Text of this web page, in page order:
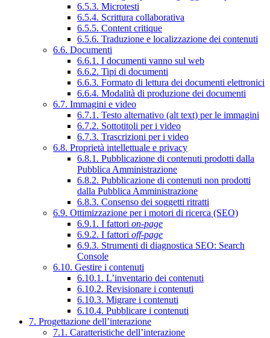
6.5.3. Microtesti
6.5.4. Scrittura collaborativa
6.5.5. Content critique
6.5.6. Traduzione e localizzazione dei contenuti
6.6. Documenti
6.6.1. I documenti vanno sul web
6.6.2. Tipi di documenti
6.6.3. Formato di lettura dei documenti elettronici
6.6.4. Modalità di produzione dei documenti
6.7. Immagini e video
6.7.1. Testo alternativo (alt text) per le immagini
6.7.2. Sottotitoli per i video
6.7.3. Trascrizioni per i video
6.8. Proprietà intellettuale e privacy
6.8.1. Pubblicazione di contenuti prodotti dalla
Pubblica Amministrazione
6.8.2. Pubblicazione di contenuti non prodotti
dalla Pubblica Amministrazione
6.8.3. Consenso dei soggetti ritratti
6.9. Ottimizzazione per i motori di ricerca (SEO)
6.9.1. I fattori on-page
6.9.2. I fattori off-page
6.9.3. Strumenti di diagnostica SEO: Search
Console
6.10. Gestire i contenuti
6.10.1. L’inventario dei contenuti
6.10.2. Revisionare i contenuti
6.10.3. Migrare i contenuti
6.10.4. Pubblicare i contenuti
7. Progettazione dell’interazione
7.1. Caratteristiche dell’interazione